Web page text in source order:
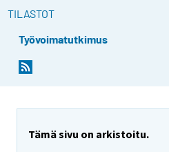
TILASTOT
Työvoimatutkimus
Tämä sivu on arkistoitu.